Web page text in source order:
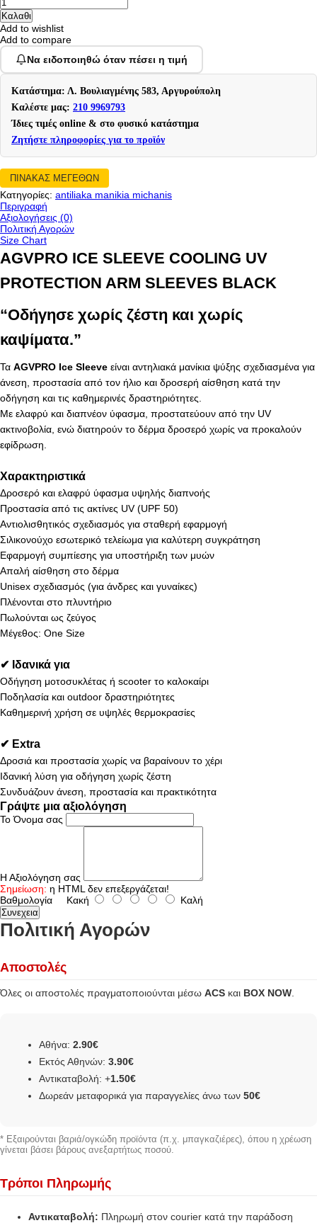
Add to wishlist
Add to compare
Να ειδοποιηθώ όταν πέσει η τιμή
Κατάστημα: Λ. Βουλιαγμένης 583, Αργυρούπολη
Καλέστε μας: 210 9969793
Ίδιες τιμές online & στο φυσικό κατάστημα
Ζητήστε πληροφορίες για το προϊόν
ΠΙΝΑΚΑΣ ΜΕΓΕΘΩΝ
Κατηγορίες: antiliaka manikia michanis
Περιγραφή
Αξιολογήσεις (0)
Πολιτική Αγορών
Size Chart
AGVPRO ICE SLEEVE COOLING UV
PROTECTION ARM SLEEVES BLACK
“Οδήγησε χωρίς ζέστη και χωρίς
καψίματα.”
Τα AGVPRO Ice Sleeve είναι αντηλιακά μανίκια ψύξης σχεδιασμένα για
άνεση, προστασία από τον ήλιο και δροσερή αίσθηση κατά την
οδήγηση και τις καθημερινές δραστηριότητες.
Με ελαφρύ και διαπνέον ύφασμα, προστατεύουν από την UV
ακτινοβολία, ενώ διατηρούν το δέρμα δροσερό χωρίς να προκαλούν
εφίδρωση.
Χαρακτηριστικά
Δροσερό και ελαφρύ ύφασμα υψηλής διαπνοής
Προστασία από τις ακτίνες UV (UPF 50)
Αντιολισθητικός σχεδιασμός για σταθερή εφαρμογή
Σιλικονούχο εσωτερικό τελείωμα για καλύτερη συγκράτηση
Εφαρμογή συμπίεσης για υποστήριξη των μυών
Απαλή αίσθηση στο δέρμα
Unisex σχεδιασμός (για άνδρες και γυναίκες)
Πλένονται στο πλυντήριο
Πωλούνται ως ζεύγος
Μέγεθος: One Size
✔ Ιδανικά για
Οδήγηση μοτοσυκλέτας ή scooter το καλοκαίρι
Ποδηλασία και outdoor δραστηριότητες
Καθημερινή χρήση σε υψηλές θερμοκρασίες
✔ Extra
Δροσιά και προστασία χωρίς να βαραίνουν το χέρι
Ιδανική λύση για οδήγηση χωρίς ζέστη
Συνδυάζουν άνεση, προστασία και πρακτικότητα
Γράψτε μια αξιολόγηση
Το Όνομα σας
Η Αξιολόγηση σας
Σημείωση: η HTML δεν επεξεργάζεται!
Βαθμολογία Κακή Καλή
Συνεχεια
Πολιτική Αγορών
Αποστολές
Όλες οι αποστολές πραγματοποιούνται μέσω ACS και BOX NOW
Αθήνα: 2.90€
Εκτός Αθηνών: 3.90€
Αντικαταβολή: +1.50€
Δωρεάν μεταφορικά για παραγγελίες άνω των 50€
* Εξαιρούνται βαριά/ογκώδη προϊόντα (π.χ. μπαγκαζιέρες), όπου η χρέωση
γίνεται βάσει βάρους ανεξαρτήτως ποσού.
Τρόποι Πληρωμής
Αντικαταβολή: Πληρωμή στον courier κατά την παράδοση